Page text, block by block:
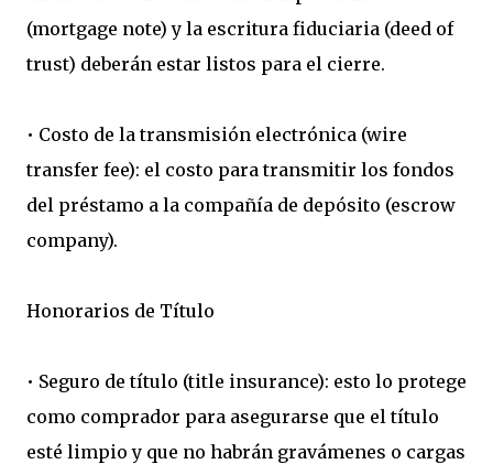
(mortgage note) y la escritura fiduciaria (deed of
trust) deberán estar listos para el cierre.
• Costo de la transmisión electrónica (wire
transfer fee): el costo para transmitir los fondos
del préstamo a la compañía de depósito (escrow
company).
Honorarios de Título
• Seguro de título (title insurance): esto lo protege
como comprador para asegurarse que el título
esté limpio y que no habrán gravámenes o cargas